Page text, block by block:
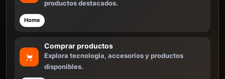
productos destacados.
Home
Comprar productos
Explora tecnologia, accesorios y productos
disponibles.